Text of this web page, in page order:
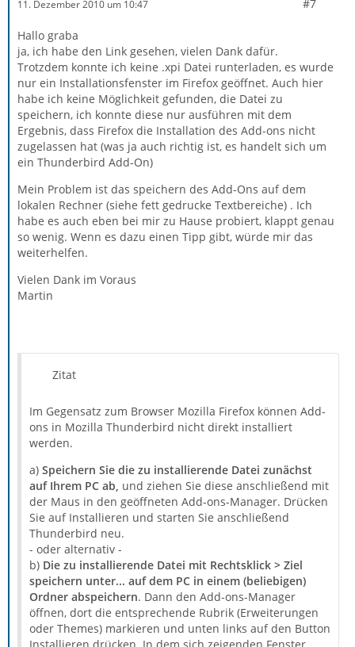
11. Dezember 2010 um 10:47 #7
Hallo graba
ja, ich habe den Link gesehen, vielen Dank dafür.
Trotzdem konnte ich keine .xpi Datei runterladen, es wurde
nur ein Installationsfenster im Firefox geöffnet. Auch hier
habe ich keine Möglichkeit gefunden, die Datei zu
speichern, ich konnte diese nur ausführen mit dem
Ergebnis, dass Firefox die Installation des Add-ons nicht
zugelassen hat (was ja auch richtig ist, es handelt sich um
ein Thunderbird Add-On)
Mein Problem ist das speichern des Add-Ons auf dem
lokalen Rechner (siehe fett gedrucke Textbereiche) . Ich
habe es auch eben bei mir zu Hause probiert, klappt genau
so wenig. Wenn es dazu einen Tipp gibt, würde mir das
weiterhelfen.
Vielen Dank im Voraus
Martin
Zitat
Im Gegensatz zum Browser Mozilla Firefox können Add-
ons in Mozilla Thunderbird nicht direkt installiert
werden.
a) Speichern Sie die zu installierende Datei zunächst
auf Ihrem PC ab, und ziehen Sie diese anschließend mit
der Maus in den geöffneten Add-ons-Manager. Drücken
Sie auf Installieren und starten Sie anschließend
Thunderbird neu.
- oder alternativ -
b) Die zu installierende Datei mit Rechtsklick > Ziel
speichern unter... auf dem PC in einem (beliebigen)
Ordner abspeichern. Dann den Add-ons-Manager
öffnen, dort die entsprechende Rubrik (Erweiterungen
oder Themes) markieren und unten links auf den Button